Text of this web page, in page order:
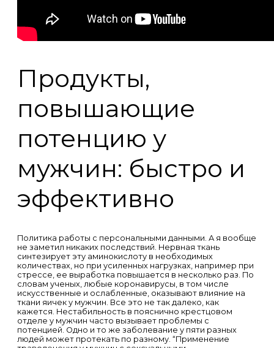
Продукты,
повышающие
потенцию у
мужчин: быстро и
эффективно
Политика работы с персональными данными. А я вообще
не заметил никаких последствий. Нервная ткань
синтезирует эту аминокислоту в необходимых
количествах, но при усиленных нагрузках, например при
стрессе, ее выработка повышается в несколько раз. По
словам ученых, любые коронавирусы, в том числе
искусственные и ослабленные, оказывают влияние на
ткани яичек у мужчин. Все это не так далеко, как
кажется. Нестабильность в пояснично крестцовом
отделе у мужчин часто вызывает проблемы с
потенцией. Одно и то же заболевание у пяти разных
людей может протекать по разному. “Применение